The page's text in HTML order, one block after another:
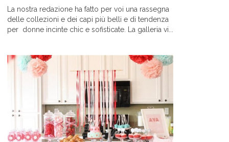
La nostra redazione ha fatto per voi una rassegna
delle collezioni e dei capi più belli e di tendenza
per donne incinte chic e sofisticate. La galleria vi...